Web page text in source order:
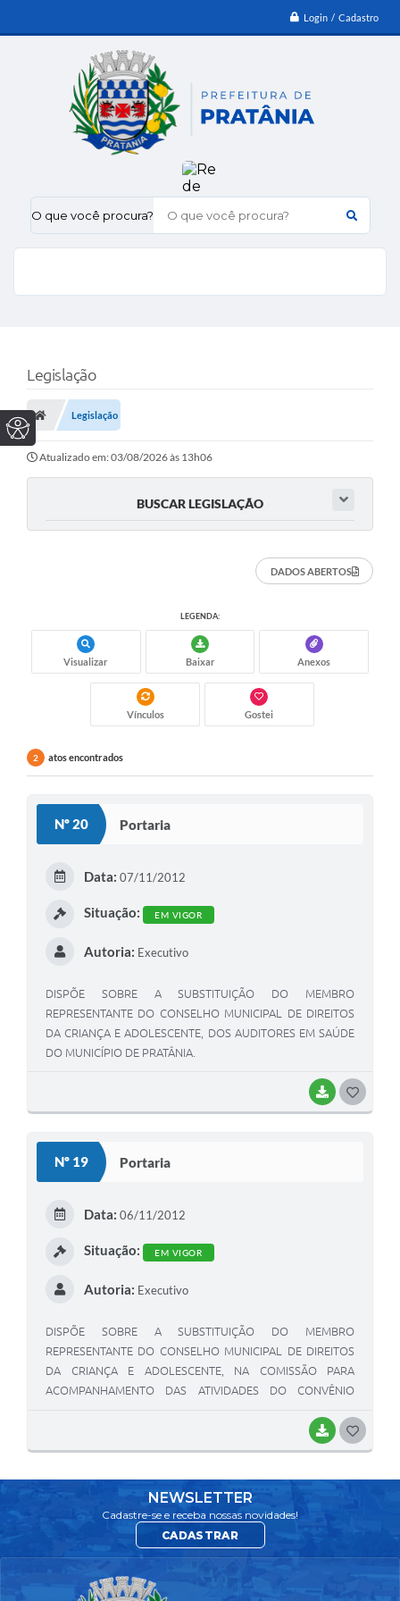
Login / Cadastro
O que você procura?
Legislação
Legislação
Atualizado em: 03/08/2026 às 13h06
BUSCAR LEGISLAÇÃO
DADOS ABERTOS
LEGENDA:
Visualizar Baixar Anexos
Vínculos Gostei
2 atos encontrados
Nº 20 Portaria
BAIXAR
Data: 07/11/2012
Situação: EM VIGOR
Autoria: Executivo
DISPÕE SOBRE A SUBSTITUIÇÃO DO MEMBRO
REPRESENTANTE DO CONSELHO MUNICIPAL DE DIREITOS
DA CRIANÇA E ADOLESCENTE, DOS AUDITORES EM SAÚDE
DO MUNICÍPIO DE PRATÂNIA.
Nº 19 Portaria
BAIXAR
Data: 06/11/2012
Situação: EM VIGOR
Autoria: Executivo
DISPÕE SOBRE A SUBSTITUIÇÃO DO MEMBRO
REPRESENTANTE DO CONSELHO MUNICIPAL DE DIREITOS
DA CRIANÇA E ADOLESCENTE, NA COMISSÃO PARA
ACOMPANHAMENTO DAS ATIVIDADES DO CONVÊNIO
NEWSLETTER
Cadastre-se e receba nossas novidades!
CADASTRAR